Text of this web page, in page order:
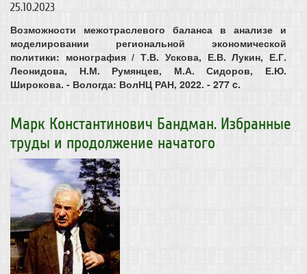
25.10.2023
Возможности межотраслевого баланса в анализе и
моделировании региональной экономической
политики: монография / Т.В. Ускова, Е.В. Лукин, Е.Г.
Леонидова, Н.М. Румянцев, М.А. Сидоров, Е.Ю.
Широкова. - Вологда: ВолНЦ РАН, 2022. - 277 c.
Марк Константинович Бандман. Избранные
труды и продолжение начатого